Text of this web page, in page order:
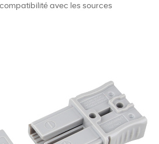
avec les sources